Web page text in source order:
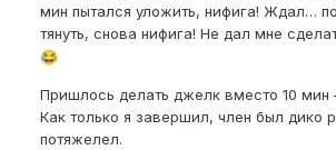
мин пытался уложить, нифига! Ждал…
тянуть, снова нифига! Не дал мне
😂
Пришлось делать джелк вместо 10 мин
Как только я завершил, член был дико
потяжелел.